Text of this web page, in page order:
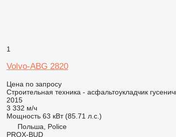
1
Volvo-ABG 2820
Цена по запросу
Строительная техника - асфальтоукладчик
2015
3 332 м/ч
Мощность 63 кВт (85.71 л.с.)
Польша, Police
PROX-BUD